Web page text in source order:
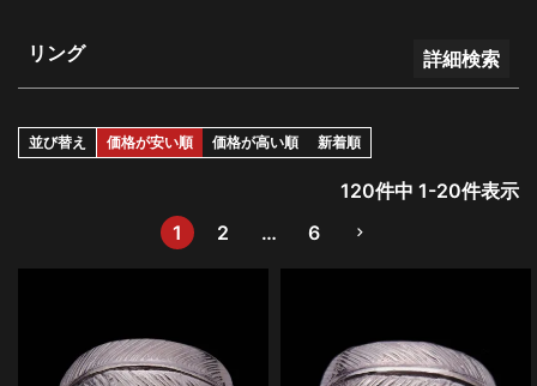
リング 詳細検索
並び替え 価格が安い順 価格が高い順 新着順
120件中 1-20件表示
1
2 … 6